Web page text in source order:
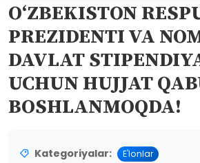
O‘ZBEKISTON
PREZIDENTI VA
DAVLAT
UCHUN HUJJAT
BOSHLANMOQDA!
Kategoriyalar: E'lonlar